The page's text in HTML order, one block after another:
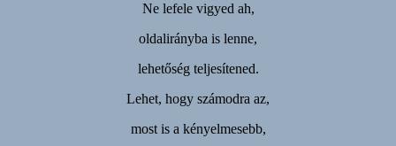
Ne lefele vigyed ah,
oldalirányba is lenne,
lehetőség teljesítened.
Lehet, hogy számodra az,
most is a kényelmesebb,